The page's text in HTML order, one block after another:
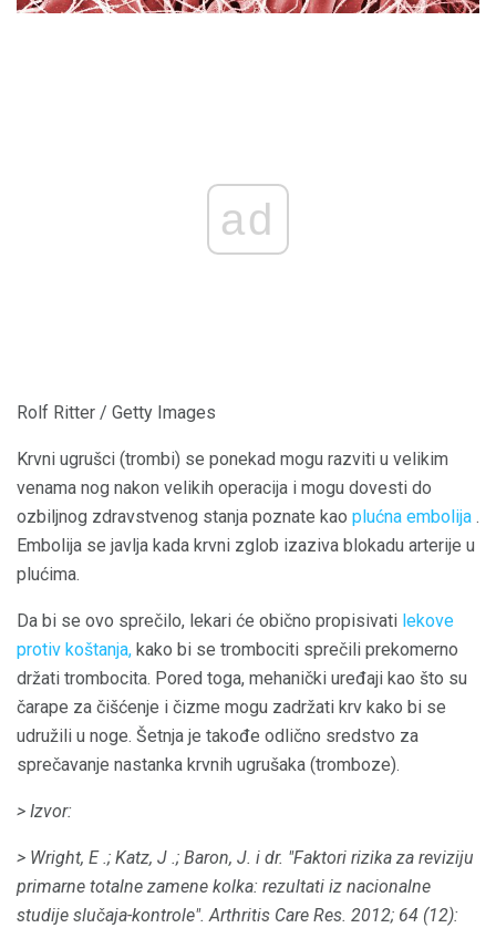
ad
Rolf Ritter / Getty Images
Krvni ugrušci (trombi) se ponekad mogu razviti u velikim
venama nog nakon velikih operacija i mogu dovesti do
ozbiljnog zdravstvenog stanja poznate kao plućna embolija .
Embolija se javlja kada krvni zglob izaziva blokadu arterije u
plućima.
Da bi se ovo sprečilo, lekari će obično propisivati lekove
protiv koštanja, kako bi se trombociti sprečili prekomerno
držati trombocita. Pored toga, mehanički uređaji kao što su
čarape za čišćenje i čizme mogu zadržati krv kako bi se
udružili u noge. Šetnja je takođe odlično sredstvo za
sprečavanje nastanka krvnih ugrušaka (tromboze).
> Izvor:
> Wright, E .; Katz, J .; Baron, J. i dr. "Faktori rizika za reviziju
primarne totalne zamene kolka: rezultati iz nacionalne
studije slučaja-kontrole". Arthritis Care Res. 2012; 64 (12):